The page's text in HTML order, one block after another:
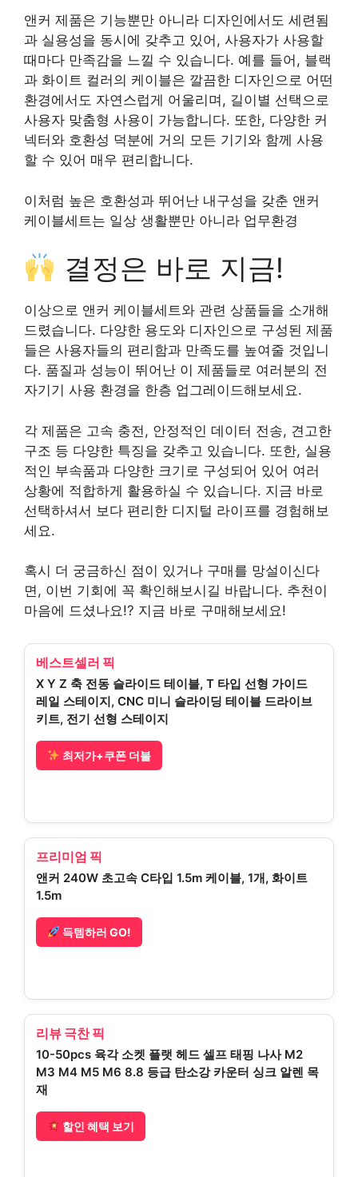
앤커 제품은 기능뿐만 아니라 디자인에서도 세련됨
과 실용성을 동시에 갖추고 있어, 사용자가 사용할
때마다 만족감을 느낄 수 있습니다. 예를 들어, 블랙
과 화이트 컬러의 케이블은 깔끔한 디자인으로 어떤
환경에서도 자연스럽게 어울리며, 길이별 선택으로
사용자 맞춤형 사용이 가능합니다. 또한, 다양한 커
넥터와 호환성 덕분에 거의 모든 기기와 함께 사용
할 수 있어 매우 편리합니다.
이처럼 높은 호환성과 뛰어난 내구성을 갖춘 앤커
케이블세트는 일상 생활뿐만 아니라 업무환경
결정은 바로 지금!
이상으로 앤커 케이블세트와 관련 상품들을 소개해
드렸습니다. 다양한 용도와 디자인으로 구성된 제품
들은 사용자들의 편리함과 만족도를 높여줄 것입니
다. 품질과 성능이 뛰어난 이 제품들로 여러분의 전
자기기 사용 환경을 한층 업그레이드해보세요.
각 제품은 고속 충전, 안정적인 데이터 전송, 견고한
구조 등 다양한 특징을 갖추고 있습니다. 또한, 실용
적인 부속품과 다양한 크기로 구성되어 있어 여러
상황에 적합하게 활용하실 수 있습니다. 지금 바로
선택하셔서 보다 편리한 디지털 라이프를 경험해보
세요.
혹시 더 궁금하신 점이 있거나 구매를 망설이신다
면, 이번 기회에 꼭 확인해보시길 바랍니다. 추천이
마음에 드셨나요!? 지금 바로 구매해보세요!
베스트셀러 픽
X Y Z 축 전동 슬라이드 테이블, T 타입 선형 가이드
레일 스테이지, CNC 미니 슬라이딩 테이블 드라이브
키트, 전기 선형 스테이지
최저가+쿠폰 더블
프리미엄 픽
앤커 240W 초고속 C타입 1.5m 케이블, 1개, 화이트
1.5m
득템하러 GO!
리뷰 극찬 픽
10-50pcs 육각 소켓 플랫 헤드 셀프 태핑 나사 M2
M3 M4 M5 M6 8.8 등급 탄소강 카운터 싱크 알렌 목
재
할인 혜택 보기